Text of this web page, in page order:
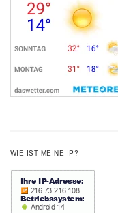
WIE IST MEINE IP?